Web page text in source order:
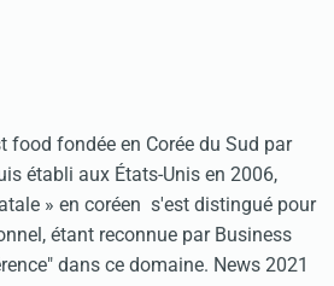
food fondée en Corée du Sud par
établi aux États-Unis en 2006,
» en coréen s'est distingué pour
étant reconnue par Business
dans ce domaine. News 2021